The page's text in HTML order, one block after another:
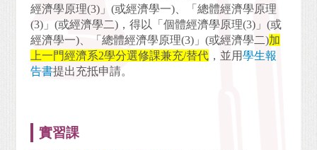
經濟學原理(3) 」(或經濟學一) 、「總體經濟學原理
(3) 」(或經濟學二) ，得以「個體經濟學原理(3) 」(或
經濟學一)、「總體經濟學原理(3) 」(或經濟學二)加
上一門經濟系2學分選修課兼充/替代 ，並用學生報
告書提出充抵申請。
實習課